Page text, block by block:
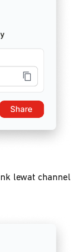
lewat channel